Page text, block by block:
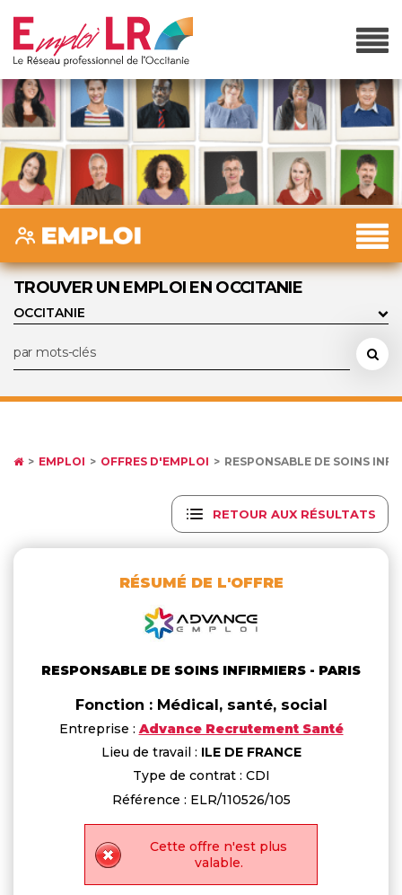
TROUVER UN EMPLOI EN OCCITANIE
EMPLOI OFFRES D'EMPLOI RESPONSABLE DE SOINS
RETOUR AUX RÉSULTATS
RÉSUMÉ DE L'OFFRE
RESPONSABLE DE SOINS INFIRMIERS - PARIS
Fonction : Médical, santé, social
Entreprise : Advance Recrutement Santé
Lieu de travail : ILE DE FRANCE
Type de contrat : CDI
Référence : ELR/110526/105
Cette offre n'est plus
valable.